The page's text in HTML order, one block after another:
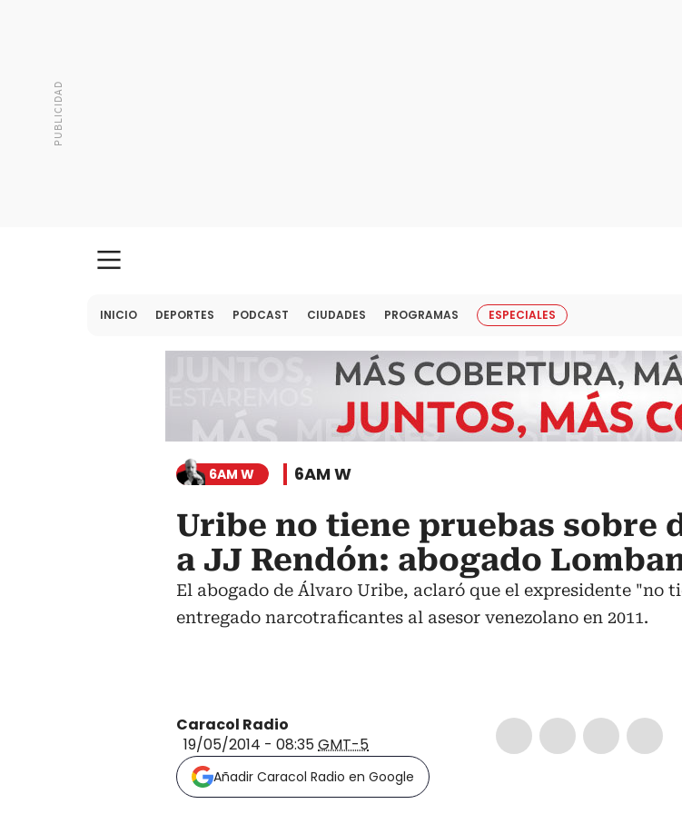
INICIO DEPORTES PODCAST CIUDADES PROGRAMAS ESPECIALES
6AM W 6AM W
Uribe no tiene pruebas sobre
a JJ Rendón: abogado
El abogado de Álvaro Uribe, aclaró que el expresidente "no
entregado narcotraficantes al asesor venezolano en 2011.
Caracol Radio
19/05/2014 - 08:35GMT-5
Añadir Caracol Radio en Google